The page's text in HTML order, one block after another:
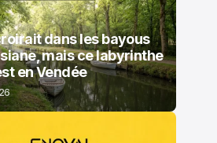
VOYAGE
FRANCE
dans les bayous
mais ce labyrinthe
en Vendée